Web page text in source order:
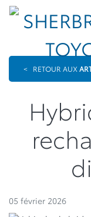
< RETOUR AUX
05 février 2026